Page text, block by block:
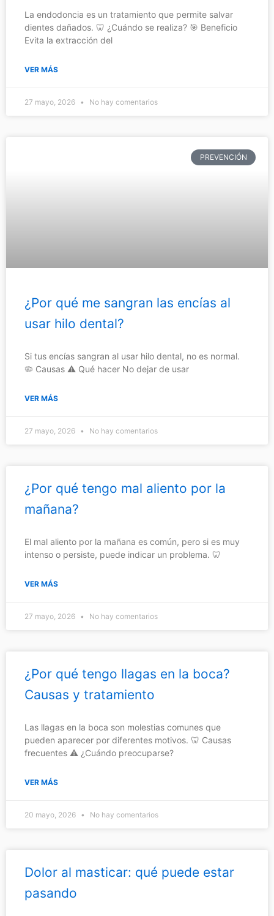
La endodoncia es un tratamiento que permite salvar
dientes dañados. 🦷 ¿Cuándo se realiza? 🎯 Beneficio
Evita la extracción del
VER MÁS
27 mayo, 2026 No hay comentarios
PREVENCIÓN
¿Por qué me sangran las encías al
usar hilo dental?
Si tus encías sangran al usar hilo dental, no es normal.
🦠 Causas ⚠️ Qué hacer No dejar de usar
VER MÁS
27 mayo, 2026 No hay comentarios
¿Por qué tengo mal aliento por la
mañana?
El mal aliento por la mañana es común, pero si es muy
intenso o persiste, puede indicar un problema. 🦷
VER MÁS
27 mayo, 2026 No hay comentarios
¿Por qué tengo llagas en la boca?
Causas y tratamiento
Las llagas en la boca son molestias comunes que
pueden aparecer por diferentes motivos. 🦷 Causas
frecuentes ⚠️ ¿Cuándo preocuparse?
VER MÁS
20 mayo, 2026 No hay comentarios
Dolor al masticar: qué puede estar
pasando